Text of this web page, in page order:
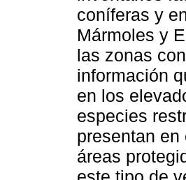
coníferas y
Mármoles y
las zonas
información
en los
especies
presentan
áreas